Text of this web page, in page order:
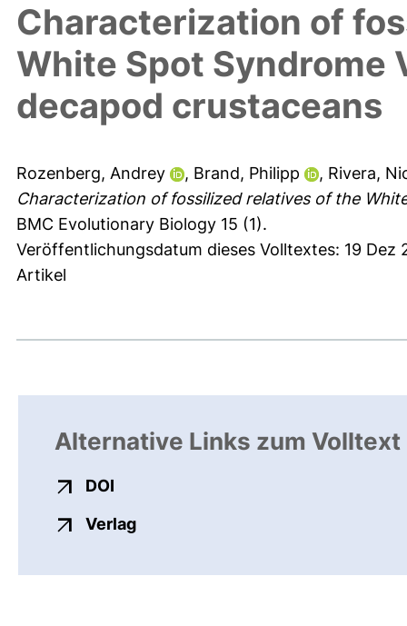
Characterization of
White Spot Syndrome
decapod crustaceans
Rozenberg, Andrey , Brand, Philipp , Rivera,
Characterization of fossilized relatives of the
BMC Evolutionary Biology 15 (1).
Veröffentlichungsdatum dieses Volltextes: 19 Dez
Artikel
Alternative Links zum Volltext
DOI
Verlagexterner Link, öffnet neues